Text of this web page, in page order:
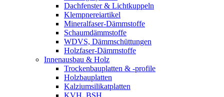
Dachfenster & Lichtkuppeln
Klempnereiartikel
Mineralfaser-Dämmstoffe
Schaumdämmstoffe
WDVS, Dämmschüttungen
Holzfaser-Dämmstoffe
Innenausbau & Holz
Trockenbauplatten & -profile
Holzbauplatten
Kalziumsilikatplatten
KVH, BSH